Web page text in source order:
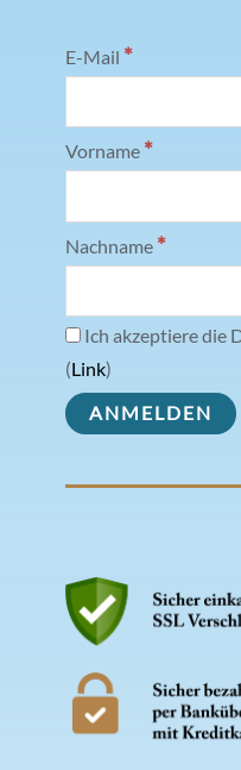
E-Mail *
Vorname *
Nachname *
Ich akzeptiere die
(Link)